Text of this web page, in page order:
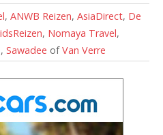
, ANWB Reizen, AsiaDirect, De
, Nomaya Travel,
, Sawadee ofVan Verre